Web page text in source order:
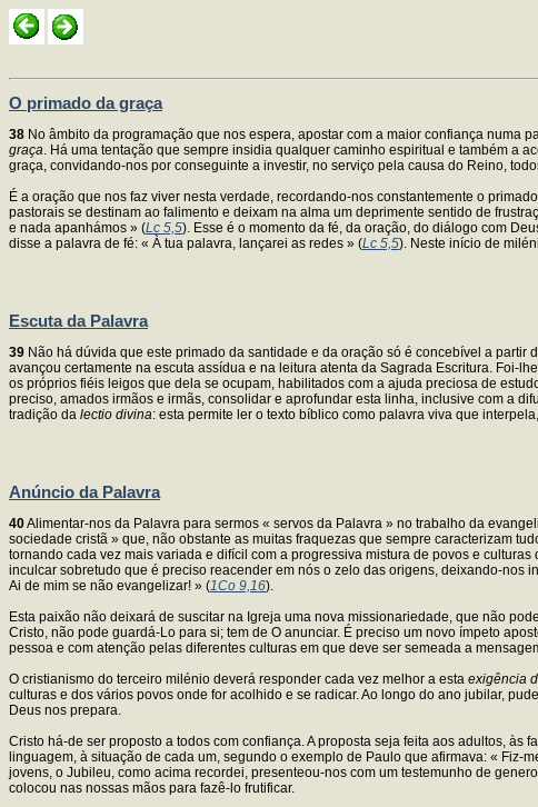
O primado da graça
38 No âmbito da programação que nos espera, apostar com a maior confiança numa
graça. Há uma tentação que sempre insidia qualquer caminho espiritual e também a
graça, convidando-nos por conseguinte a investir, no serviço pela causa do Reino,
É a oração que nos faz viver nesta verdade, recordando-nos constantemente o
pastorais se destinam ao falimento e deixam na alma um deprimente sentido de
e nada apanhámos » (Lc 5,5). Esse é o momento da fé, da oração, do diálogo com
disse a palavra de fé: « À tua palavra, lançarei as redes » (Lc 5,5). Neste início de
Escuta da Palavra
39 Não há dúvida que este primado da santidade e da oração só é concebível a partir
avançou certamente na escuta assídua e na leitura atenta da Sagrada Escritura. Foi-
os próprios fiéis leigos que dela se ocupam, habilitados com a ajuda preciosa de
preciso, amados irmãos e irmãs, consolidar e aprofundar esta linha, inclusive com a
tradição da lectio divina: esta permite ler o texto bíblico como palavra viva que
Anúncio da Palavra
40Alimentar-nos da Palavra para sermos « servos da Palavra » no trabalho da
sociedade cristã » que, não obstante as muitas fraquezas que sempre caracterizam
tornando cada vez mais variada e difícil com a progressiva mistura de povos e
inculcar sobretudo que é preciso reacender em nós o zelo das origens, deixando-nos
Ai de mim se não evangelizar! » (1Co 9,16).
Esta paixão não deixará de suscitar na Igreja uma nova missionariedade, que não
Cristo, não pode guardá-Lo para si; tem de O anunciar. É preciso um novo ímpeto
pessoa e com atenção pelas diferentes culturas em que deve ser semeada a
O cristianismo do terceiro milénio deverá responder cada vez melhor a esta exigência
culturas e dos vários povos onde for acolhido e se radicar. Ao longo do ano jubilar,
Deus nos prepara.
Cristo há-de ser proposto a todos com confiança. A proposta seja feita aos adultos,
linguagem, à situação de cada um, segundo o exemplo de Paulo que afirmava: « Fiz-
jovens, o Jubileu, como acima recordei, presenteou-nos com um testemunho de
colocou nas nossas mãos para fazê-lo frutificar.